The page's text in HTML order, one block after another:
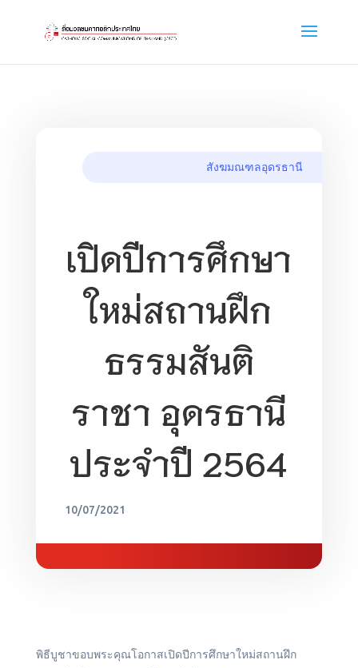
สังฆมณฑลอุดรธานี
เปิดปีการศึกษา
ใหม่สถานฝึก
ธรรมสันติ
ราชา อุดรธานี
ประจำปี 2564
10/07/2021
พิธีบูชาขอบพระคุณโอกาสเปิดปีการศึกษาใหม่สถานฝึก